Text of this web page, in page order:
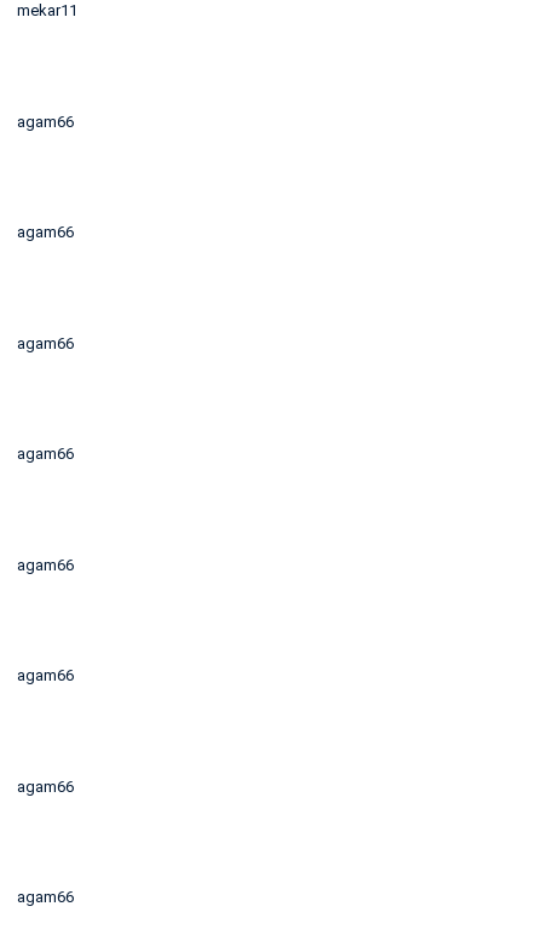
mekar11
agam66
agam66
agam66
agam66
agam66
agam66
agam66
agam66